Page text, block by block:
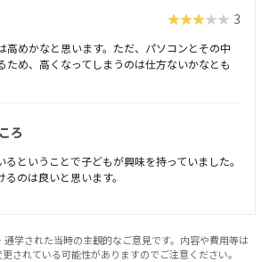
★★★★★ 3
高めかなと思います。ただ、パソコンとその中
ため、高くなってしまうのは仕方ないかなとも
ろ
るということで子どもが興味を持っていました。
のは良いと思います。
学された当時の主観的なご意見です。内容や費用等は
されている可能性がありますのでご注意ください。